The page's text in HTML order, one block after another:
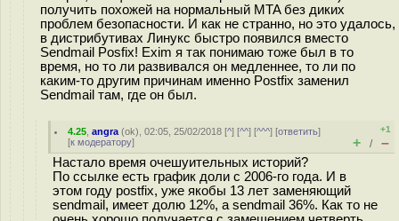
получить похожей на нормальный MTA без диких
проблем безопасности. И как не странно, но это удалось,
в дистрибутивах Линукс быстро появился вместо
Sendmail Posfix! Exim я так понимаю тоже был в то
время, но то ли развивался он медленнее, то ли по
каким-то другим причинам именно Postfix заменил
Sendmail там, где он был.
4.25 ,angra (ok), 02:05, 25/02/2018 [^] [^^] [^^^] [ответить]
[к модератору]
+1
+ / –
Настало время очешуительных историй?
По ссылке есть график доли с 2006-го года. И в
этом году postfix, уже якобы 13 лет заменяющий
sendmail, имеет долю 12%, а sendmail 36%. Как то не